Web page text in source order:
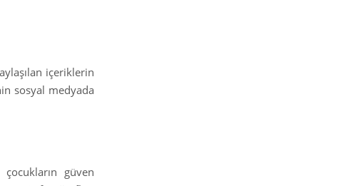
içeriklerin
sosyal medyada
güven